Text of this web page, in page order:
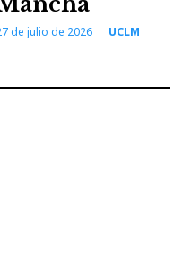
de julio de 2026 UCLM